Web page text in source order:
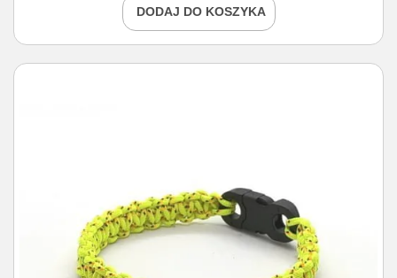
DODAJ DO KOSZYKA